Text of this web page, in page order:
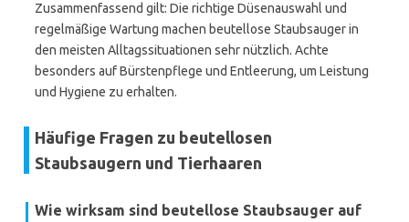
Zusammenfassend gilt: Die richtige Düsenauswahl und
regelmäßige Wartung machen beutellose Staubsauger in
den meisten Alltagssituationen sehr nützlich. Achte
besonders auf Bürstenpflege und Entleerung, um Leistung
und Hygiene zu erhalten.
Häufige Fragen zu beutellosen
Staubsaugern und Tierhaaren
Wie wirksam sind beutellose Staubsauger auf